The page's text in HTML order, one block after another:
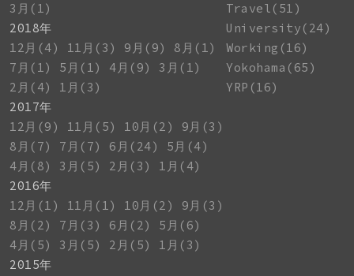
3月(1)
2018年
12月(4)
11月(3) 9月(9)
8月(1)
7月(1)
5月(1) 4月(9)
3月(1)
2月(4)
1月(3)
2017年
12月(9)
11月(5) 10月(2)
9月(3)
8月(7)
7月(7) 6月(24)
5月(4)
4月(8)
3月(5) 2月(3)
1月(4)
2016年
12月(1)
11月(1) 10月(2)
9月(3)
8月(2)
7月(3) 6月(2)
5月(6)
4月(5)
3月(5) 2月(5)
1月(3)
2015年
Travel(51)
University(24)
Working(16)
Yokohama(65)
YRP(16)